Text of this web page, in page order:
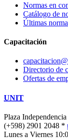
Normas en
Catálogo de
Últimas
Capacitación
Directorio de
Ofertas de
UNIT
Plaza
(+598) 2901 2048 *
Lunes a Viernes